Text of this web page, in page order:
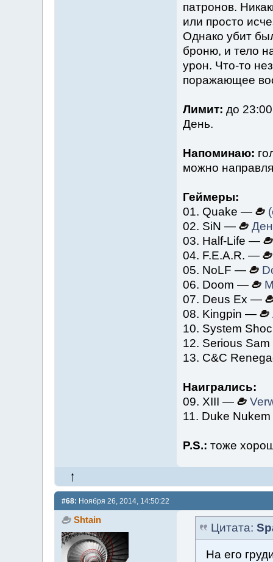
патронов.
или просто
Однако убит
броню, и тело
урон. Что-то
поражающее
Лимит: до
День.
Напоминаю:
можно
Геймеры:
01. Quake —
02. SiN —
03. Half-Life —
04. F.E.A.R. —
05. NoLF —
06. Doom —
07. Deus Ex —
08. Kingpin —
10. System
12. Serious
13. C&C
Наигрались:
09. XIII —
11. Duke
P.S.: тоже
#68: Ноября 26, 2014, 14:50:22
Shtain
Цитата:
На его